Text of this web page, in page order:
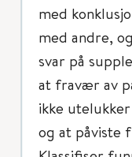
med
med andre,
svar på
at fravær av
ikke
og at påviste